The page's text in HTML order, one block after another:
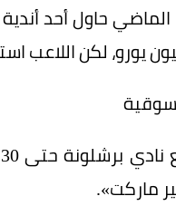
حاول أحد
ماركت».